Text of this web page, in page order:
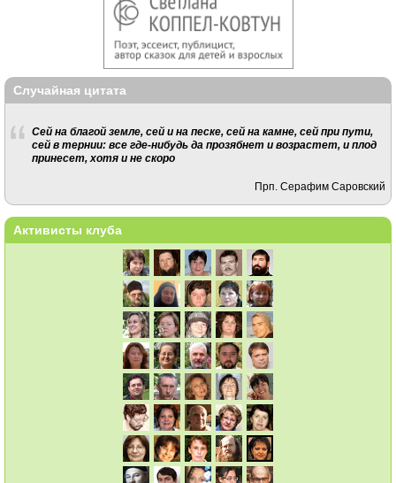
Случайная цитата
Сей на благой земле, сей и на песке, сей на камне, сей при пути,
сей в тернии: все где-нибудь да прозябнет и возрастет, и плод
принесет, хотя и не скоро
Прп. Серафим Саровский
Активисты клуба